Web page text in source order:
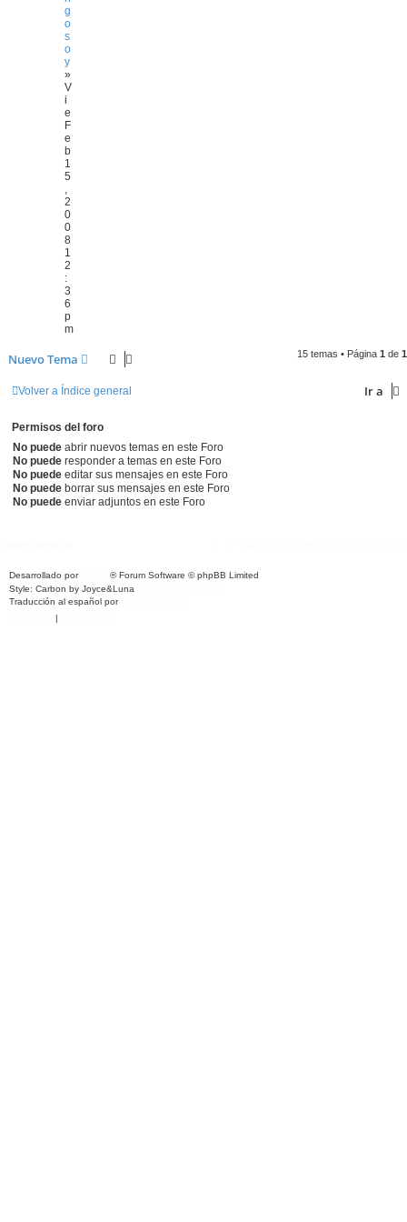
g
o
s
o
y
»
V
i
e
F
e
b
1
5
,
2
0
0
8
1
2
:
3
6
p
m
Nuevo Tema 15 temas • Página 1 de 1
Volver a Índice general Ir a
Permisos del foro
No puede abrir nuevos temas en este Foro
No puede responder a temas en este Foro
No puede editar sus mensajes en este Foro
No puede borrar sus mensajes en este Foro
No puede enviar adjuntos en este Foro
Desarrollado por
® Forum Software © phpBB Limited
Style: Carbon by Joyce&Luna
Traducción al español por
|